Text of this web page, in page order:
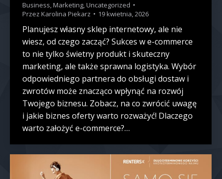
Business,Marketing,Uncategorized
Przez Karolina Piekarz 19 kwietnia, 2026
Planujesz własny sklep internetowy, ale nie
wiesz, od czego zacząć? Sukces w e-commerce
to nie tylko świetny produkt i skuteczny
marketing, ale także sprawna logistyka. Wybór
odpowiedniego partnera do obsługi dostaw i
zwrotów może znacząco wpłynąć na rozwój
Twojego biznesu. Zobacz, na co zwrócić uwagę
i jakie biznes oferty warto rozważyć! Dlaczego
warto założyć e-commerce?…